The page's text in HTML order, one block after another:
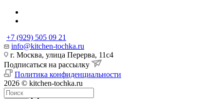
+7 (929) 505 09 21
info@kitchen-tochka.ru
г. Москва, улица Перерва, 11с4
Подписаться на рассылку
Политика конфиденциальности
2026 © kitchen-tochka.ru